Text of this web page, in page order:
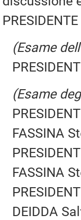
(Esame
(Esame
FASSINA
FASSINA
DEIDDA